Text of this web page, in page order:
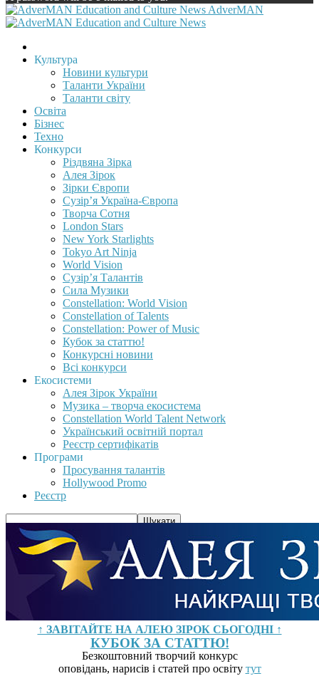
AdverMAN
Культура
Новини культури
Таланти України
Таланти світу
Освіта
Бізнес
Техно
Конкурси
Різдвяна Зірка
Алея Зірок
Зірки Європи
Сузір’я Україна-Європа
Творча Сотня
London Stars
New York Starlights
Tokyo Art Ninja
World Vision
Сузір’я Талантів
Сила Музики
Constellation: World Vision
Constellation of Talents
Constellation: Power of Music
Кубок за статтю!
Конкурсні новини
Всі конкурси
Екосистеми
Алея Зірок України
Музика – творча екосистема
Constellation World Talent Network
Український освітній портал
Реєстр сертифікатів
Програми
Просування талантів
Hollywood Promo
Реєстр
↑ ЗАВІТАЙТЕ НА АЛЕЮ ЗІРОК СЬОГОДНІ ↑
КУБОК ЗА СТАТТЮ!
Безкоштовний творчий конкурс
оповідань, нарисів і статей про освіту тут